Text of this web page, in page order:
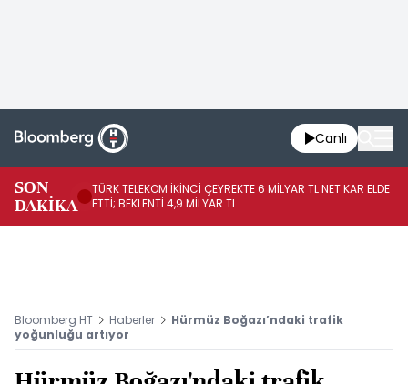
Canlı
SON
DAKİKA
TÜRK TELEKOM İKİNCİ ÇEYREKTE 6 MİLYAR TL NET KAR ELDE
ETTİ; BEKLENTİ 4,9 MİLYAR TL
Bloomberg HT Haberler
Hürmüz Boğazı’ndaki trafik
yoğunluğu artıyor